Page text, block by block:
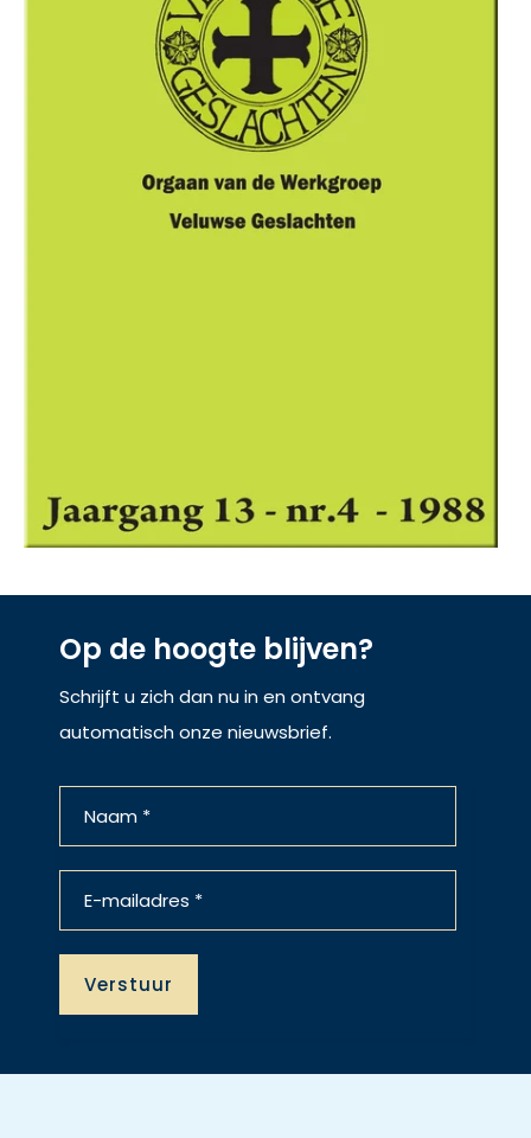
Op de hoogte blijven?
Schrijft u zich dan nu in en ontvang
automatisch onze nieuwsbrief.